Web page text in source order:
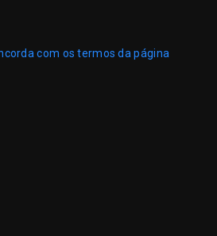
com os termos da página